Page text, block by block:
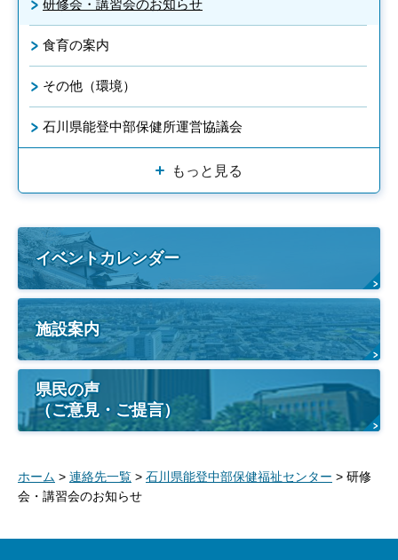
研修会・講習会のお知らせ
食育の案内
その他（環境）
石川県能登中部保健所運営協議会
もっと見る
イベントカレンダー
施設案内
県民の声
（ご意見・ご提言）
ホーム > 連絡先一覧 > 石川県能登中部保健福祉センター > 研修
会・講習会のお知らせ